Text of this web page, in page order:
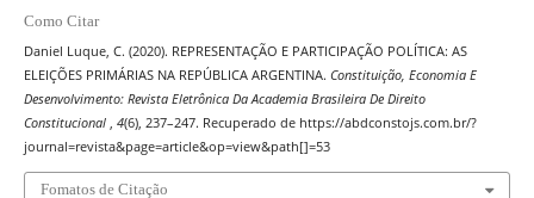
Como Citar
Daniel Luque, C. (2020). REPRESENTAÇÃO E PARTICIPAÇÃO POLÍTICA: AS
ELEIÇÕES PRIMÁRIAS NA REPÚBLICA ARGENTINA. Constituição, Economia E
Desenvolvimento: Revista Eletrônica Da Academia Brasileira De Direito
Constitucional , 4(6), 237–247. Recuperado de https://abdconstojs.com.br/?
journal=revista&page=article&op=view&path[]=53
Fomatos de Citação